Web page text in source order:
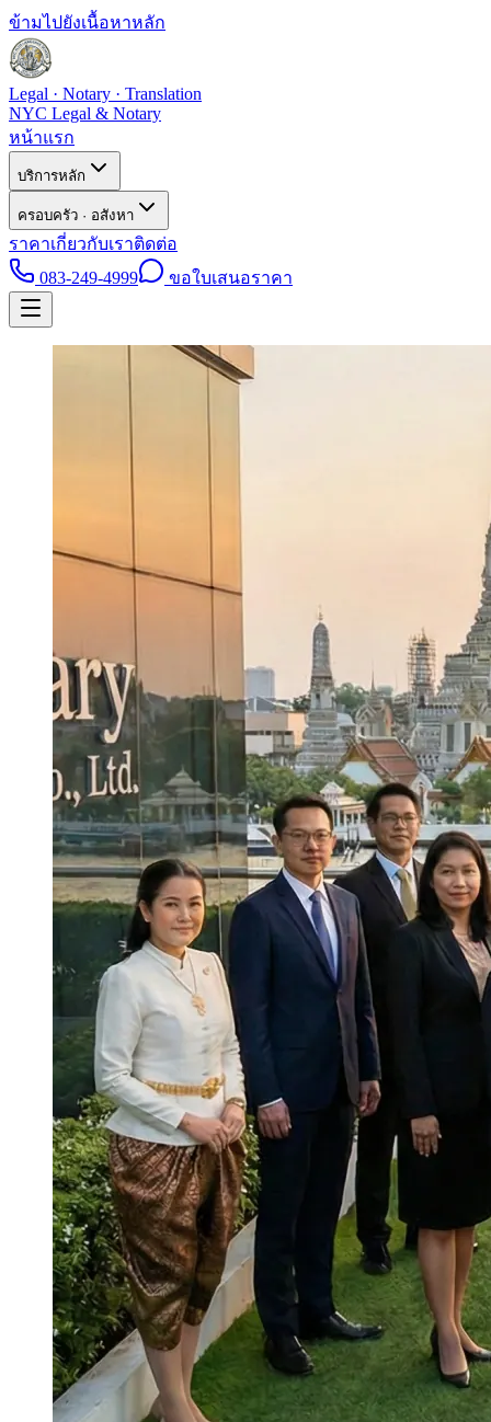
ข้ามไปยังเนื้อหาหลัก
Legal · Notary · Translation
NYC Legal & Notary
หน้าแรก
บริการหลัก
ครอบครัว · อสังหา
ราคาเกี่ยวกับเราติดต่อ
083-249-4999
ขอใบเสนอราคา